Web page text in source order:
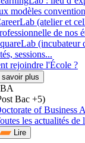
modèles
(atelier et
de nos
(incubateur
sessions...
rejoindre l'École ?
savoir plus
Bac +5)
of Business
les actualités de
Lire